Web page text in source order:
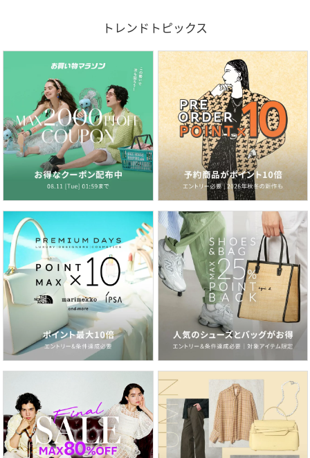
トレンドトピックス